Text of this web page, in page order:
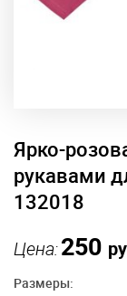
Ярко-
рукавами
132018
Цена:250
Размеры: